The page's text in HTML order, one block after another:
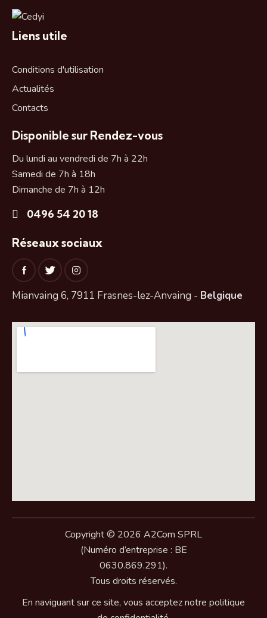
Liens utile
Conditions d'utilisation
Actualités
Contacts
Disponible sur Rendez-vous
Du lundi au vendredi de 7h à 22h
Samedi de 7h à 18h
Dimanche de 7h à 12h
0496 54 20 18
Réseaux sociaux
Mianvaing 6, 7911 Frasnes-lez-Anvaing - Belgique
Copyright © 2026 A2Com SPRL
(Numéro d’entreprise : BE
0630.869.291).
Tous droits réservés.
En naviguant sur ce site, vous acceptez notre politique